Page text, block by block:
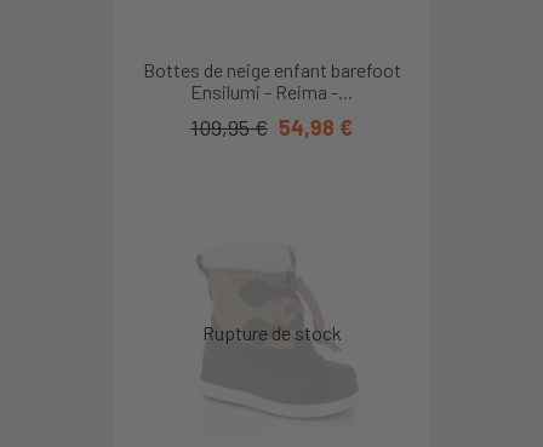
Bottes de neige enfant barefoot
Ensilumi - Reima -...
109,95 € 54,98 €